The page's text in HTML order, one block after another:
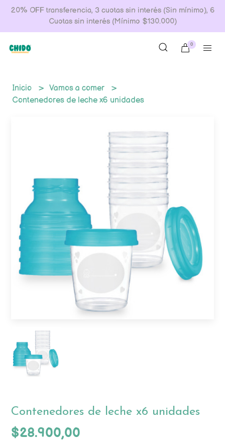
20% OFF transferencia, 3 cuotas sin interés (Sin mínimo), 6
Cuotas sin interés (Mínimo $130.000)
0
Inicio
Vamos a comer
Contenedores de leche x6 unidades
Contenedores de leche x6 unidades
$28.900,00